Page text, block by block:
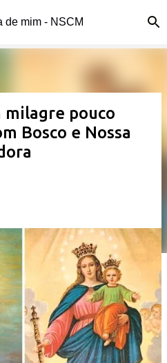
principal
de mim - NSCM
pouco
Bosco e Nossa